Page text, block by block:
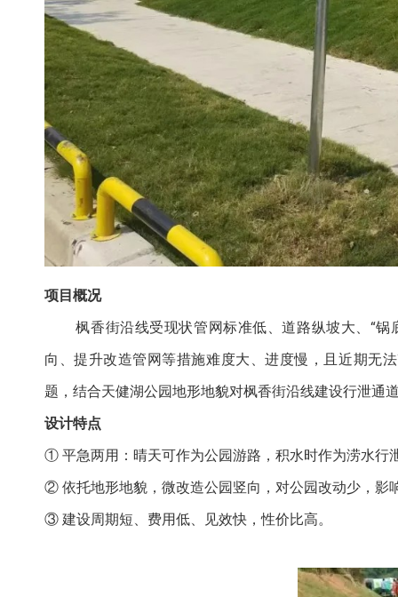
项目概况
枫香街沿线受现状管网标准低、道路纵坡大、“
向、提升改造管网等措施难度大、进度慢，且近期无
题，结合天健湖公园地形地貌对枫香街沿线建设行泄通
设计特点
① 平急两用：晴天可作为公园游路，积水时作为涝水行
② 依托地形地貌，微改造公园竖向，对公园改动少，影
③ 建设周期短、费用低、见效快，性价比高。